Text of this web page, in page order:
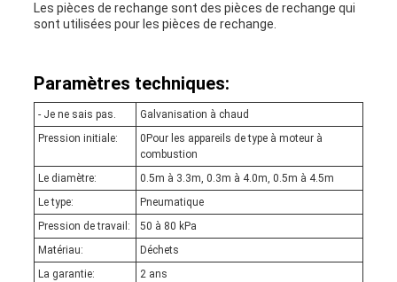
Les pièces de rechange sont des pièces de rechange qui
sont utilisées pour les pièces de rechange.
Paramètres techniques:
- Je ne sais pas.
Galvanisation à chaud
Pression initiale:
0Pour les appareils de type à moteur à
combustion
Le diamètre:
0.5m à 3.3m, 0.3m à 4.0m, 0.5m à 4.5m
Le type:
Pneumatique
Pression de travail:
50 à 80 kPa
Matériau:
Déchets
La garantie:
2 ans